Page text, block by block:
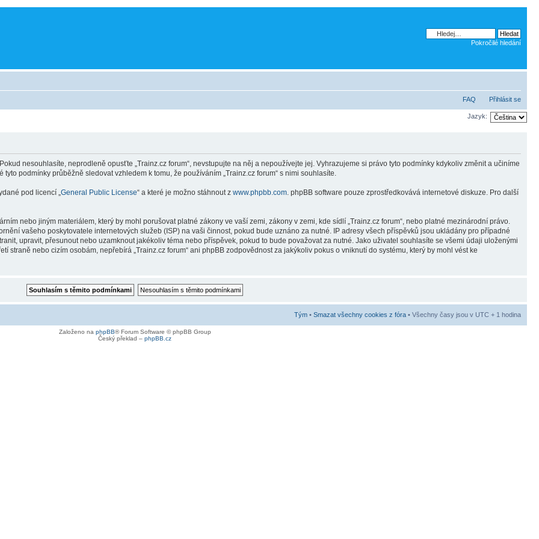
Pokročilé hledání
FAQ Přihlásit se
Jazyk:
nesouhlasíte, neprodleně opusťte „Trainz.cz forum“, nevstupujte na něj a nepoužívejte jej. Vyhrazujeme si právo tyto podmínky kdykoliv změnit a učiníme
podmínky průběžně sledovat vzhledem k tomu, že používáním „Trainz.cz forum“ s nimi souhlasíte.
pod licencí „General Public License“ a které je možno stáhnout z www.phpbb.com. phpBB software pouze zprostředkovává internetové diskuze. Pro další
nebo jiným materiálem, který by mohl porušovat platné zákony ve vaší zemi, zákony v zemi, kde sídlí „Trainz.cz forum“, nebo platné mezinárodní právo.
vašeho poskytovatele internetových služeb (ISP) na vaši činnost, pokud bude uznáno za nutné. IP adresy všech příspěvků jsou ukládány pro případné
upravit, přesunout nebo uzamknout jakékoliv téma nebo příspěvek, pokud to bude považovat za nutné. Jako uživatel souhlasíte se všemi údaji uloženými
straně nebo cizím osobám, nepřebírá „Trainz.cz forum“ ani phpBB zodpovědnost za jakýkoliv pokus o vniknutí do systému, který by mohl vést ke
Tým • Smazat všechny cookies z fóra • Všechny časy jsou v UTC + 1 hodina
Založeno na phpBB® Forum Software © phpBB Group
Český překlad – phpBB.cz